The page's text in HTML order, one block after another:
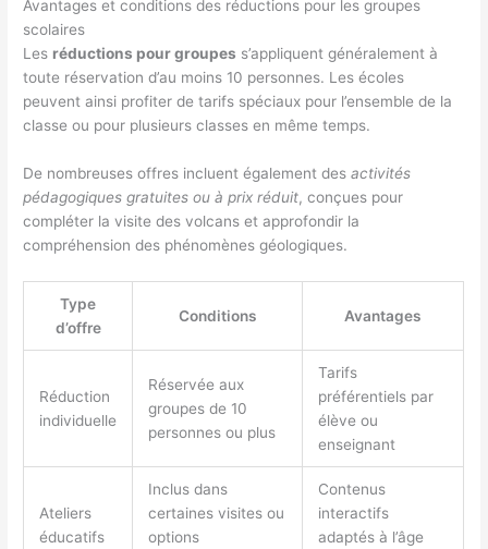
Avantages et conditions des réductions pour les groupes
scolaires
Les réductions pour groupes s’appliquent généralement à
toute réservation d’au moins 10 personnes. Les écoles
peuvent ainsi profiter de tarifs spéciaux pour l’ensemble de la
classe ou pour plusieurs classes en même temps.
De nombreuses offres incluent également desactivités
pédagogiques gratuites ou à prix réduit, conçues pour
compléter la visite des volcans et approfondir la
compréhension des phénomènes géologiques.
Type
d’offre
Conditions Avantages
Réduction
individuelle
Réservée aux
groupes de 10
personnes ou plus
Tarifs
préférentiels par
élève ou
enseignant
Ateliers
éducatifs
Inclus dans
certaines visites ou
options
Contenus
interactifs
adaptés à l’âge